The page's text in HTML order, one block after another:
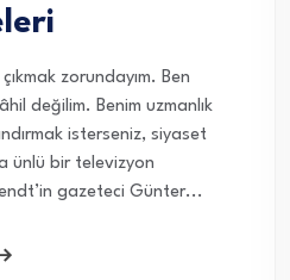
zorundayım. Ben
değilim. Benim uzmanlık
isterseniz, siyaset
ünlü bir televizyon
gazeteci Günter...